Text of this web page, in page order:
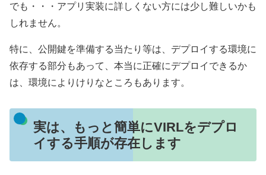
でも・・・アプリ実装に詳しくない方には少し難しいかも
しれません。
特に、公開鍵を準備する当たり等は、デプロイする環境に
依存する部分もあって、本当に正確にデプロイできるか
は、環境によりけりなところもあります。
実は、もっと簡単にVIRLをデプロ
イする手順が存在します